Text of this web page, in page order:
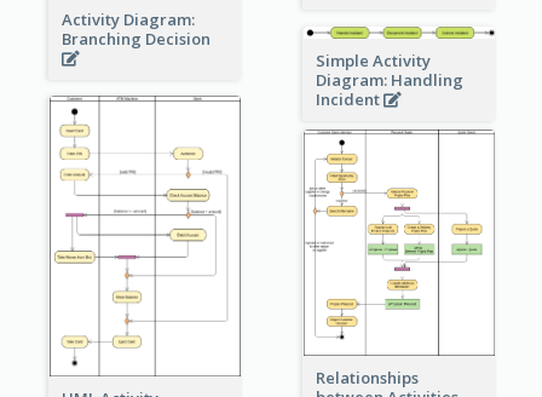
Activity Diagram:
Branching Decision
Simple Activity
Diagram: Handling
Incident
Relationships